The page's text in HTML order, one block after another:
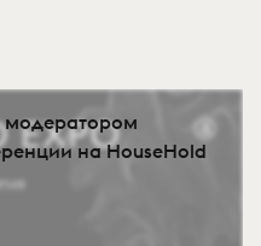
модератором
на HouseHold